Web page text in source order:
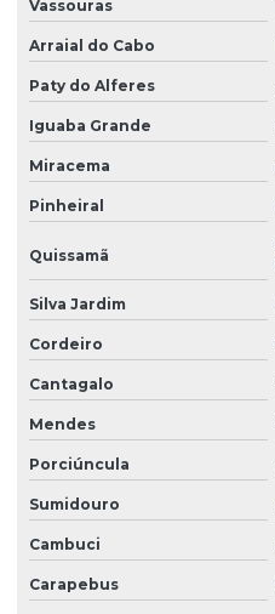
Vassouras
Arraial do Cabo
Paty do Alferes
Iguaba Grande
Miracema
Pinheiral
Quissamã
Silva Jardim
Cordeiro
Cantagalo
Mendes
Porciúncula
Sumidouro
Cambuci
Carapebus